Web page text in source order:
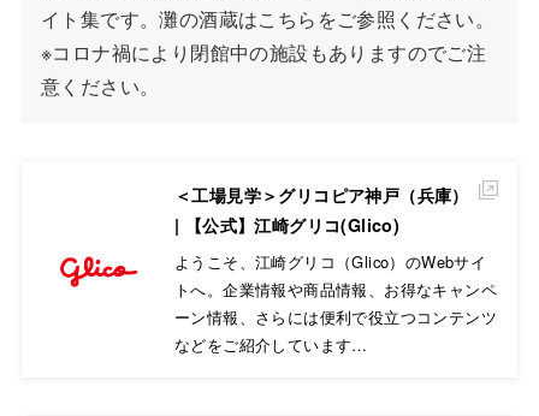
イト集です。灘の酒蔵はこちらをご参照ください。
※コロナ禍により閉館中の施設もありますのでご注
意ください。
＜工場見学＞グリコピア神戸（兵庫）
| 【公式】江崎グリコ(Glico)
ようこそ、江崎グリコ（Glico）のWebサイ
トへ。企業情報や商品情報、お得なキャンペ
ーン情報、さらには便利で役立つコンテンツ
などをご紹介しています…